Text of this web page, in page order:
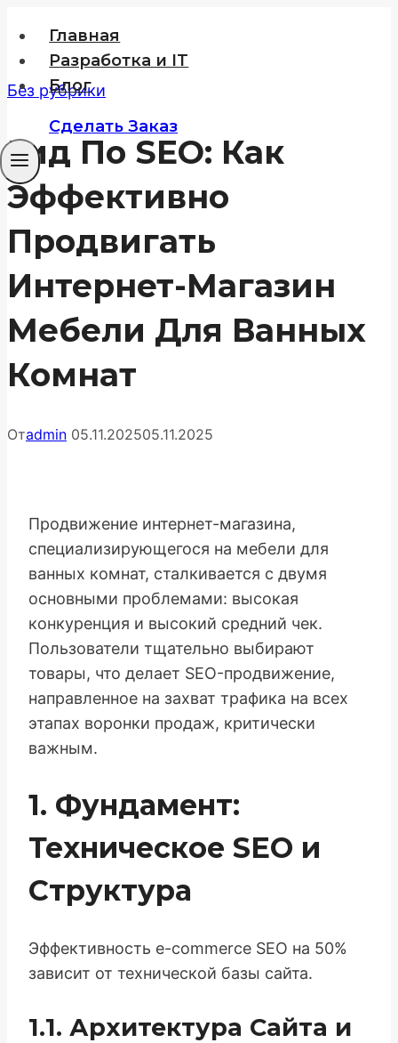
содержимому
Главная
Разработка и IT
Блог
Сделать Заказ
Без рубрики
Гид По SEO: Как
Эффективно
Продвигать
Интернет-Магазин
Мебели Для Ванных
Комнат
Отadmin 05.11.202505.11.2025
Продвижение интернет-магазина,
специализирующегося на мебели для
ванных комнат, сталкивается с двумя
основными проблемами: высокая
конкуренция и высокий средний чек.
Пользователи тщательно выбирают
товары, что делает SEO-продвижение,
направленное на захват трафика на всех
этапах воронки продаж, критически
важным.
1. Фундамент:
Техническое SEO и
Структура
Эффективность e-commerce SEO на 50%
зависит от технической базы сайта.
1.1. Архитектура Сайта и